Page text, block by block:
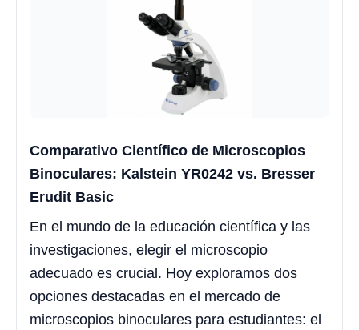
Comparativo Científico de Microscopios
Binoculares: Kalstein YR0242 vs. Bresser
Erudit Basic
En el mundo de la educación científica y las
investigaciones, elegir el microscopio
adecuado es crucial. Hoy exploramos dos
opciones destacadas en el mercado de
microscopios binoculares para estudiantes: el